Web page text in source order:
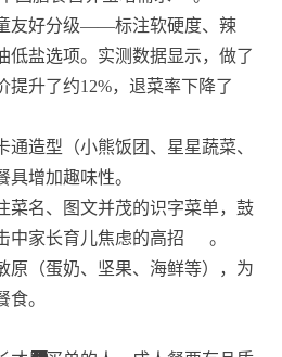
友好分级——标注软硬度、辣
低盐选项。实测数据显示，做了
提升了约12%，退菜率下降了
通造型（小熊饭团、星星蔬菜、
具增加趣味性。
菜名、图文并茂的识字菜单，鼓
中家长育儿焦虑的高招
。
原（蛋奶、坚果、海鲜等），为
食。